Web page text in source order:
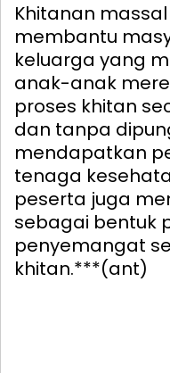
Khitanan
membantu
keluarga yang
anak-anak
proses khitan
dan tanpa
mendapatkan
tenaga
peserta juga
sebagai bentuk
penyemangat
khitan.***(ant)